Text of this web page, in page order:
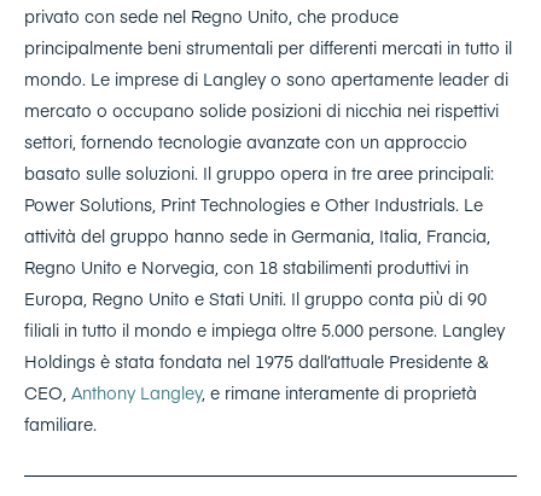
privato con sede nel Regno Unito, che produce
principalmente beni strumentali per differenti mercati in tutto il
mondo. Le imprese di Langley o sono apertamente leader di
mercato o occupano solide posizioni di nicchia nei rispettivi
settori, fornendo tecnologie avanzate con un approccio
basato sulle soluzioni. Il gruppo opera in tre aree principali:
Power Solutions, Print Technologies e Other Industrials. Le
attività del gruppo hanno sede in Germania, Italia, Francia,
Regno Unito e Norvegia, con 18 stabilimenti produttivi in
Europa, Regno Unito e Stati Uniti. Il gruppo conta più di 90
filiali in tutto il mondo e impiega oltre 5.000 persone. Langley
Holdings è stata fondata nel 1975 dall’attuale Presidente &
CEO, Anthony Langley, e rimane interamente di proprietà
familiare.